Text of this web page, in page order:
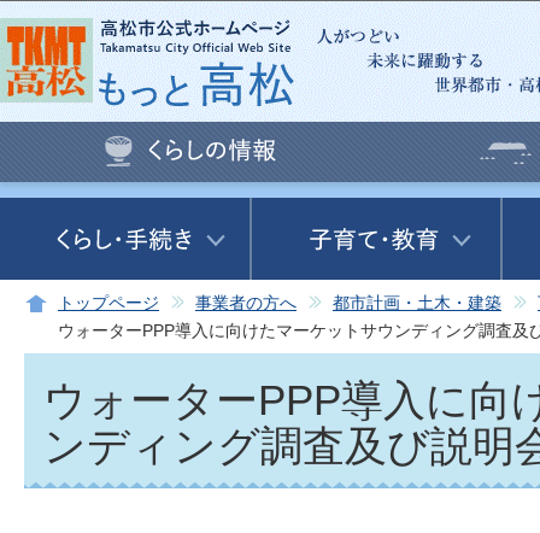
この
トップページ 事業者の方へ 都市計画・土木・建築
ウォーターPPP導入に向けたマーケットサウンディング調査及
ウォーターPPP導入に向
ンディング調査及び説明